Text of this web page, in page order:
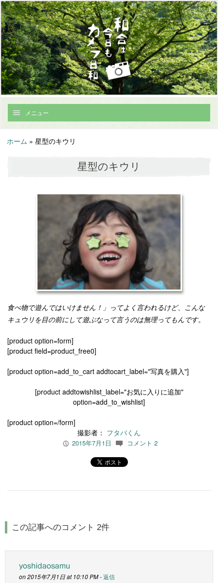
メニュー
ホーム » 星型のキウリ
星型のキウリ
食べ物で遊んではいけません！」ってよく言われるけど、 こんな
キュウリを目の前にして遊ぶなって言うのは無理ってもんです。
[product option=form]
[product field=product_free0]
[product option=add_to_cart addtocart_label="写真を購入"]
[product addtowishlist_label="お気に入りに追加"
option=add_to_wishlist]
[product option=/form]
撮影者： フタバくん
P 2015年7月1日 c コメント 2
この記事へのコメント 2件
yoshidaosamu
on 2015年7月1日 at 10:10 PM -返信